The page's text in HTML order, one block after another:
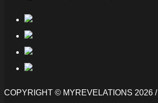
COPYRIGHT © MYREVELATIONS 2026 /